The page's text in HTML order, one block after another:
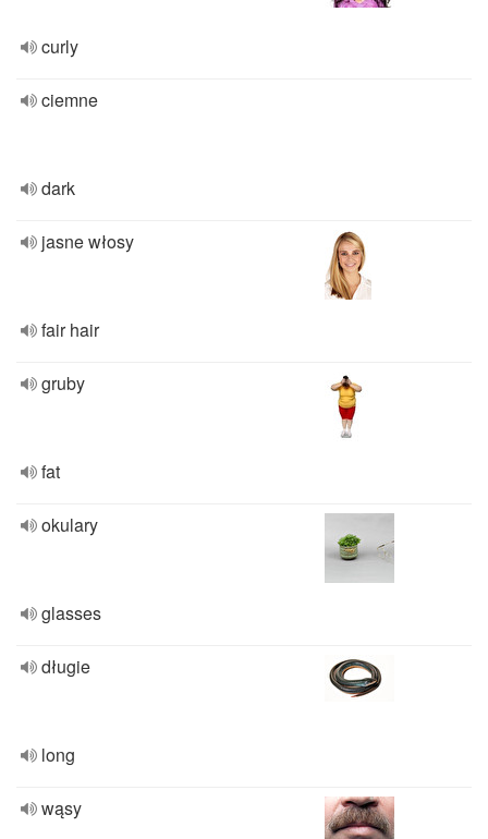
curly
ciemne
dark
jasne włosy
fair hair
gruby
fat
okulary
glasses
długie
long
wąsy